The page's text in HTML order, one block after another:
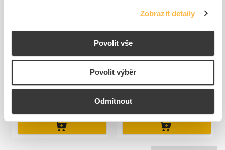
Zobrazit detaily
Povolit vše
Povolit výběr
Odmítnout
3SU1400-1AA10-1DA0
11.297.146
237,40 Kč/ks
do
SIEMENS Krytka ochranný
silikonová pro tlačítko...
Kód ELFETEX
442,09 Kč/ks
do